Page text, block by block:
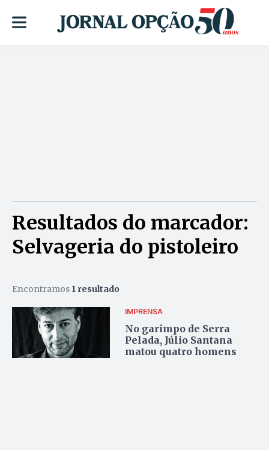
Resultados do marcador:
Selvageria do pistoleiro
Encontramos 1 resultado
IMPRENSA
No garimpo de Serra
Pelada, Júlio Santana
matou quatro homens